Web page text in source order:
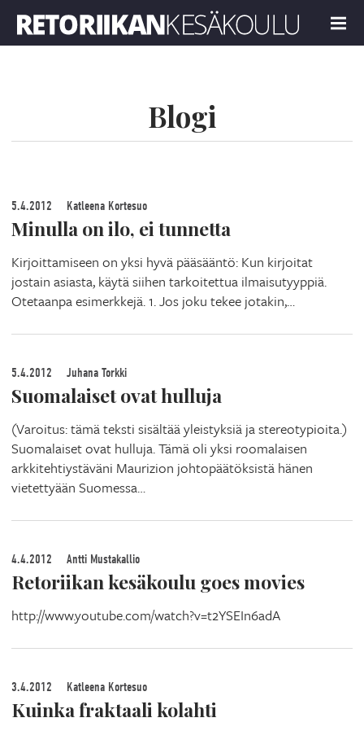
MENU
Blogi
5.4.2012 Katleena Kortesuo
Minulla on ilo, ei tunnetta
Kirjoittamiseen on yksi hyvä pääsääntö: Kun kirjoitat
jostain asiasta, käytä siihen tarkoitettua ilmaisutyyppiä.
Otetaanpa esimerkkejä. 1. Jos joku tekee jotakin,…
5.4.2012 Juhana Torkki
Suomalaiset ovat hulluja
(Varoitus: tämä teksti sisältää yleistyksiä ja stereotypioita.)
Suomalaiset ovat hulluja. Tämä oli yksi roomalaisen
arkkitehtiystäväni Maurizion johtopäätöksistä hänen
vietettyään Suomessa…
4.4.2012 Antti Mustakallio
Retoriikan kesäkoulu goes movies
http://www.youtube.com/watch?v=t2YSEIn6adA
3.4.2012 Katleena Kortesuo
Kuinka fraktaali kolahti